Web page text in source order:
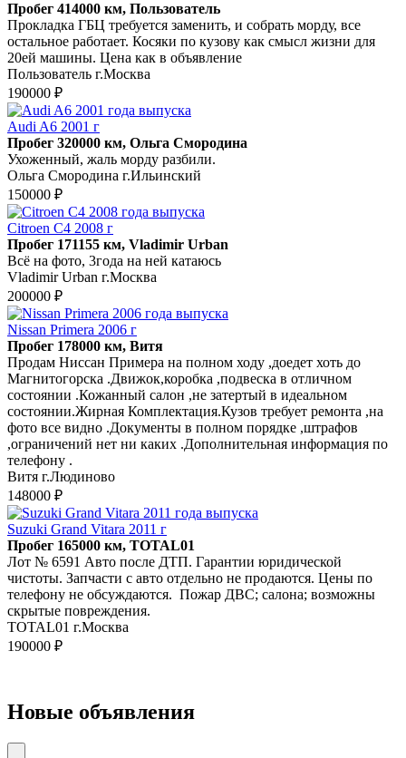
Пробег 414000 км, Пользователь
Прокладка ГБЦ требуется заменить, и собрать морду, все
остальное работает. Косяки по кузову как смысл жизни для
20ей машины. Цена как в объявление
Пользователь г.Москва
190000 ₽
Audi A6 2001 г
Пробег 320000 км, Ольга Смородина
Ухоженный, жаль морду разбили.
Ольга Смородина г.Ильинский
150000 ₽
Citroen C4 2008 г
Пробег 171155 км, Vladimir Urban
Всё на фото, 3года на ней катаюсь
Vladimir Urban г.Москва
200000 ₽
Nissan Primera 2006 г
Пробег 178000 км, Витя
Продам Ниссан Примера на полном ходу ,доедет хоть до
Магнитогорска .Движок,коробка ,подвеска в отличном
состоянии .Кожанный салон ,не затертый в идеальном
состоянии.Жирная Комплектация.Кузов требует ремонта ,на
фото все видно .Документы в полном порядке ,штрафов
,ограничений нет ни каких .Дополнительная информация по
телефону .
Витя г.Людиново
148000 ₽
Suzuki Grand Vitara 2011 г
Пробег 165000 км, TOTAL01
Лот № 6591 Авто после ДТП. Гарантии юридической
чистоты. Запчасти с авто отдельно не продаются. Цены по
телефону не обсуждаются. Пожар ДВС; салона; возможны
скрытые повреждения.
TOTAL01 г.Москва
190000 ₽
Новые объявления